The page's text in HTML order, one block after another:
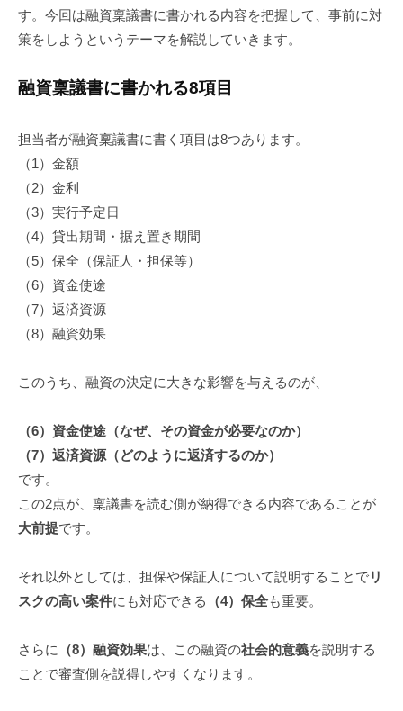
す。今回は融資稟議書に書かれる内容を把握して、事前に対
策をしようというテーマを解説していきます。
融資稟議書に書かれる8項目
担当者が融資稟議書に書く項目は8つあります。
（1）金額
（2）金利
（3）実行予定日
（4）貸出期間・据え置き期間
（5）保全（保証人・担保等）
（6）資金使途
（7）返済資源
（8）融資効果
このうち、融資の決定に大きな影響を与えるのが、
（6）資金使途（なぜ、その資金が必要なのか）
（7）返済資源（どのように返済するのか）
です。
この2点が、稟議書を読む側が納得できる内容であることが
大前提です。
それ以外としては、担保や保証人について説明することでリ
スクの高い案件にも対応できる （4）保全も重要。
さらに （8）融資効果は、この融資の社会的意義を説明する
ことで審査側を説得しやすくなります。